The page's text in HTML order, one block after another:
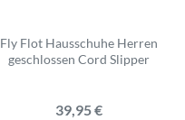
Fly Flot Hausschuhe Herren
geschlossen Cord Slipper
39,95 €